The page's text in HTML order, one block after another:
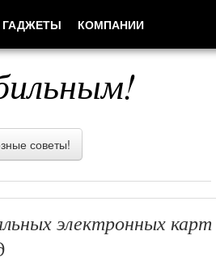
советы!
электронных
ГАДЖЕТЫ КОМПАНИИ